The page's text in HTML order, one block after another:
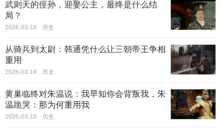
武则天的侄孙，迎娶公主，最终是什么结
局？
2026-03-16 历史
从骑兵到太尉：韩通凭什么让三朝帝王争相
重用
2026-03-16 历史
黄巢临终对朱温说：我早知你会背叛我，朱
温跪哭：那为何重用我
2026-03-16 历史